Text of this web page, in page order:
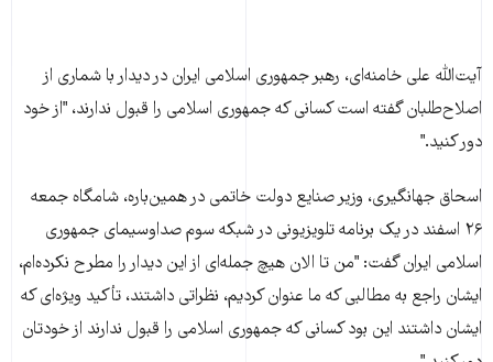
آيت‌الله علی خامنه‌ای، رهبر جمهوری اسلامی ايران در ديدار با شماری از
اصلاح‌طلبان گفته است کسانی که جمهوری اسلامی را قبول ندارند، "از خود
دور کنيد."
اسحاق جهانگيری، وزير صنايع دولت خاتمی در همين‌باره، شامگاه جمعه
۲۶ اسفند در يک برنامه تلويزيونی در شبکه سوم صداوسيمای جمهوری
اسلامی ايران گفت: "من تا الان هيچ جمله‌ای از اين ديدار را مطرح نکرده‌ام،
ايشان راجع به مطالبی که ما عنوان کرديم، نظراتی داشتند، تأکيد ويژه‌ای که
ايشان داشتند اين بود کسانی که جمهوری اسلامی را قبول ندارند از خودتان